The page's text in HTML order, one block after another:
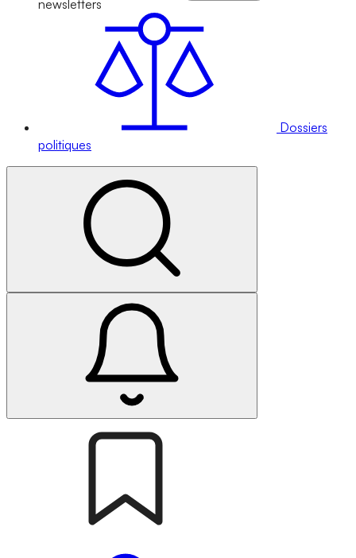
newsletters
Dossiers
politiques